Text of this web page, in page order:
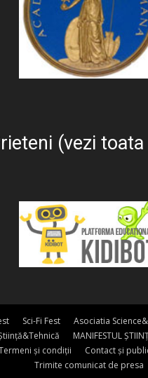
(vezi
Sci-Fi Fest
Asociatia
MANIFESTUL
și condiții
Contact și
Trimite comunicat de presa